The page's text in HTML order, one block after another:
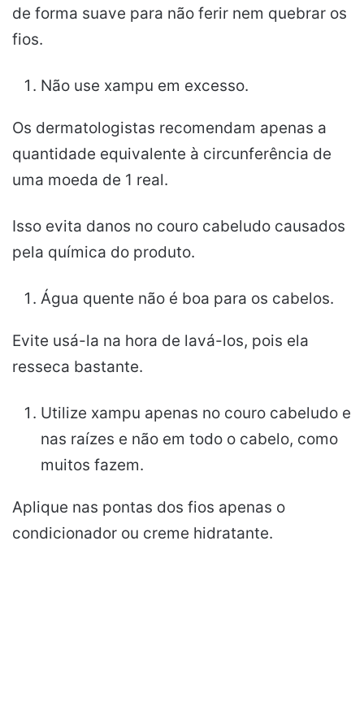
de forma suave para não ferir nem quebrar os
fios.
Não use xampu em excesso.
Os dermatologistas recomendam apenas a
quantidade equivalente à circunferência de
uma moeda de 1 real.
Isso evita danos no couro cabeludo causados
pela química do produto.
Água quente não é boa para os cabelos.
Evite usá-la na hora de lavá-los, pois ela
resseca bastante.
Utilize xampu apenas no couro cabeludo e
nas raízes e não em todo o cabelo, como
muitos fazem.
Aplique nas pontas dos fios apenas o
condicionador ou creme hidratante.